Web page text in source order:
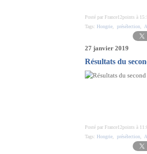
Posté par France12points à
Tags: Hongrie présélection
27 janvier 2019
Résultats du
Posté par France12points à
Tags: Hongrie présélection